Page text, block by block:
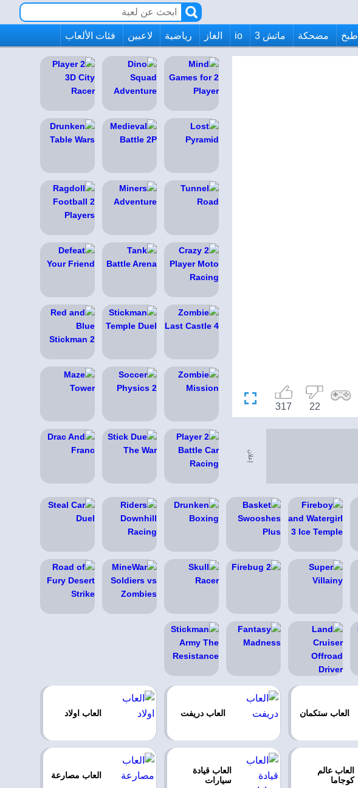
طبخ مضحكة ماتش 3 io الغاز رياضية لاعبين فئات الألعاب
22
317
إعلان
العاب ستكمان العاب دريفت العاب اولاد
العاب عالم
كوجاما
العاب قيادة
سيارات
العاب مصارعة